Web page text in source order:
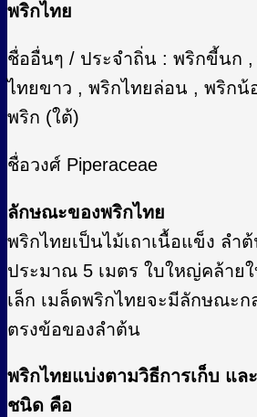
พริกไทย
ชื่ออื่นๆ / ประจำถิ่น : พริกขี้นก
ไทยขาว , พริกไทยล่อน , พริกน้
พริก (ใต้)
ชื่อวงศ์ Piperaceae
ลักษณะของพริกไทย
พริกไทยเป็นไม้เถาเนื้อแข็ง ลำ
ประมาณ 5 เมตร ใบใหญ่คล้าย
เล็ก เมล็ดพริกไทยจะมีลักษณะก
ตรงข้อของลำต้น
พริกไทยแบ่งตามวิธีการเก็บ แล
ชนิด คือ